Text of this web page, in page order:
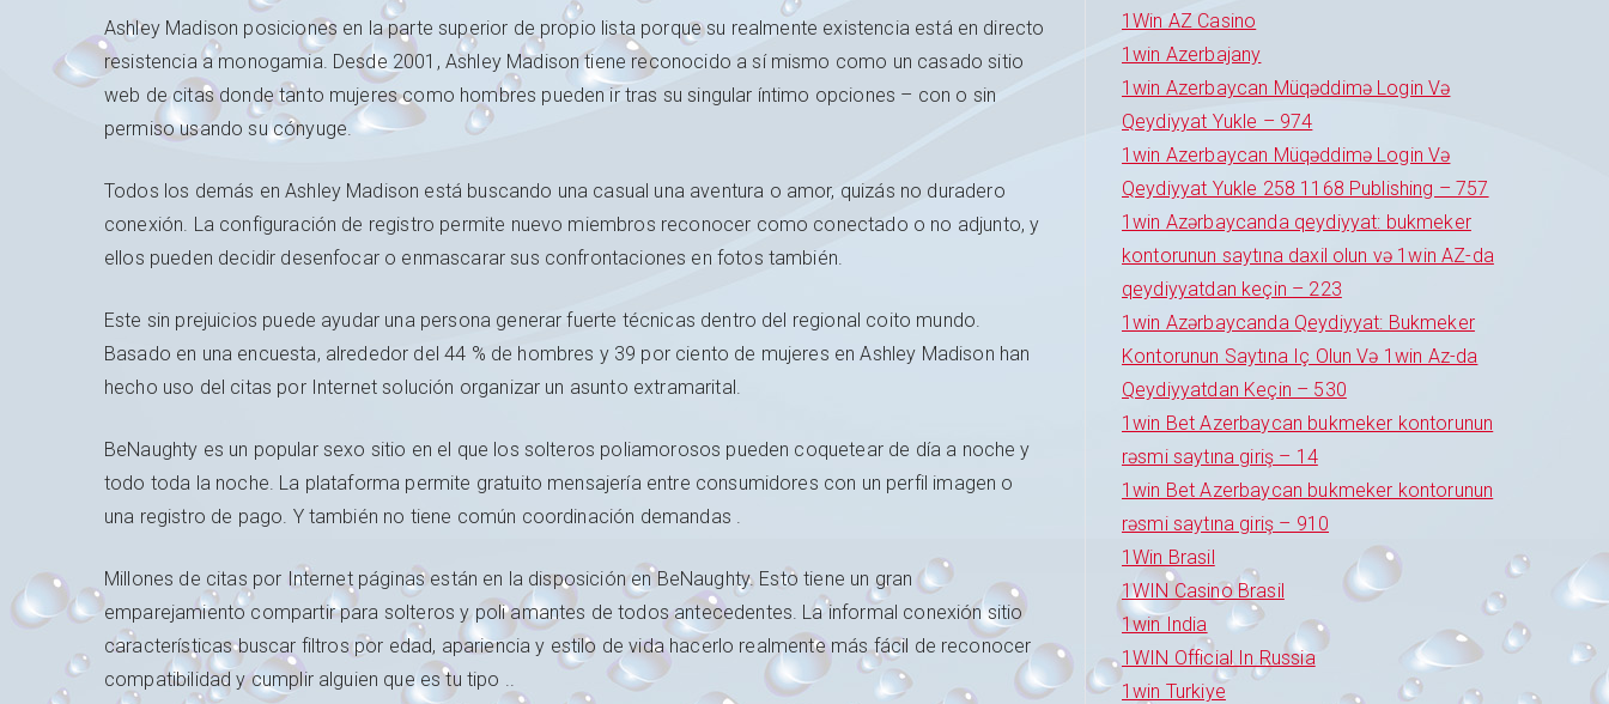
Ashley Madison posiciones en la parte superior de propio lista porque su realmente existencia está en directo
resistencia a monogamia. Desde 2001, Ashley Madison tiene reconocido a sí mismo como un casado sitio
web de citas donde tanto mujeres como hombres pueden ir tras su singular íntimo opciones – con o sin
permiso usando su cónyuge.
Todos los demás en Ashley Madison está buscando una casual una aventura o amor, quizás no duradero
conexión. La configuración de registro permite nuevo miembros reconocer como conectado o no adjunto, y
ellos pueden decidir desenfocar o enmascarar sus confrontaciones en fotos también.
Este sin prejuicios puede ayudar una persona generar fuerte técnicas dentro del regional coito mundo.
Basado en una encuesta, alrededor del 44 % de hombres y 39 por ciento de mujeres en Ashley Madison han
hecho uso del citas por Internet solución organizar un asunto extramarital.
BeNaughty es un popular sexo sitio en el que los solteros poliamorosos pueden coquetear de día a noche y
todo toda la noche. La plataforma permite gratuito mensajería entre consumidores con un perfil imagen o
una registro de pago. Y también no tiene común coordinación demandas .
Millones de citas por Internet páginas están en la disposición en BeNaughty. Esto tiene un gran
emparejamiento compartir para solteros y poli amantes de todos antecedentes. La informal conexión sitio
características buscar filtros por edad, apariencia y estilo de vida hacerlo realmente más fácil de reconocer
compatibilidad y cumplir alguien que es tu tipo ..
1Win AZ Casino
1win Azerbajany
1win Azerbaycan Müqəddimə Login Və
Qeydiyyat Yukle – 974
1win Azerbaycan Müqəddimə Login Və
Qeydiyyat Yukle 258 1168 Publishing – 757
1win Azərbaycanda qeydiyyat: bukmeker
kontorunun saytına daxil olun və 1win AZ-da
qeydiyyatdan keçin – 223
1win Azərbaycanda Qeydiyyat: Bukmeker
Kontorunun Saytına Iç Olun Və 1win Az-da
Qeydiyyatdan Keçin – 530
1win Bet Azerbaycan bukmeker kontorunun
rəsmi saytına giriş – 14
1win Bet Azerbaycan bukmeker kontorunun
rəsmi saytına giriş – 910
1Win Brasil
1WIN Casino Brasil
1win India
1WIN Official In Russia
1win Turkiye